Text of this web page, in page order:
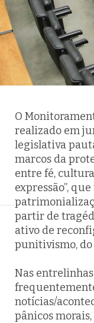
O
realizado em
legislativa
marcos da
entre fé,
expressão”,
partir de
ativo de
punitivismo, do
Nas
notícias/
pânicos